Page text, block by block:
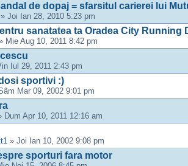
de dopaj = sfarsitul carierei lui
» Joi Ian 28, 2010 5:23 pm
sanatatea ta Oradea City Running
Mie Aug 10, 2011 8:42 pm
Iul 29, 2011 2:43 pm
sportivi :)
Mar 09, 2002 9:01 pm
Dum Apr 10, 2011 12:16 am
» Joi Ian 10, 2002 9:08 pm
sporturi fara motor